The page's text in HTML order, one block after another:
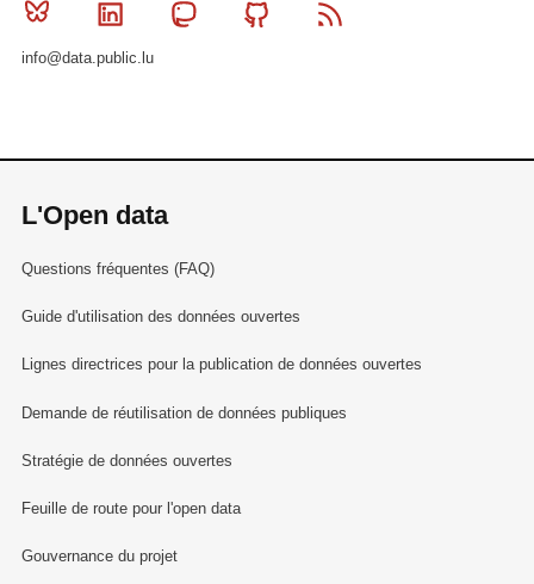
Bluesky Linkedin MastodonGithub
info@data.public.lu
L'Open data
Questions fréquentes (FAQ)
Guide d'utilisation des données ouvertes
Lignes directrices pour la publication de données ouvertes
Demande de réutilisation de données publiques
Stratégie de données ouvertes
Feuille de route pour l'open data
Gouvernance du projet